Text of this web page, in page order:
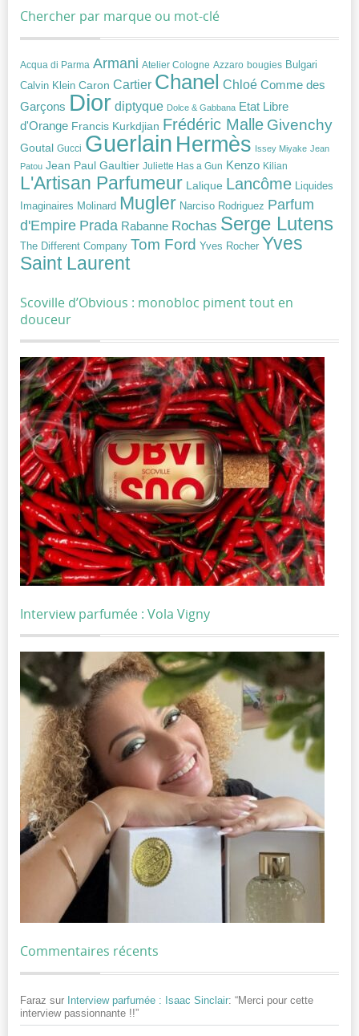
Chercher par marque ou mot-clé
Acqua di Parma Armani Atelier Cologne Azzaro bougies Bulgari
Calvin Klein Caron Cartier Chanel Chloé Comme des
Garçons Dior diptyque Dolce & Gabbana Etat Libre
d'Orange Francis Kurkdjian Frédéric Malle Givenchy
Goutal Gucci Guerlain Hermès Issey Miyake Jean
Patou Jean Paul Gaultier Juliette Has a Gun Kenzo Kilian
L'Artisan Parfumeur Lalique Lancôme
Liquides
Imaginaires Molinard Mugler Narciso Rodriguez Parfum
d'Empire Prada Rabanne Rochas Serge Lutens
The Different Company Tom Ford Yves Rocher Yves
Saint Laurent
Scoville d’Obvious : monobloc piment tout en
douceur
Interview parfumée : Vola Vigny
Commentaires récents
Faraz sur Interview parfumée : Isaac Sinclair: “Merci pour cette
interview passionnante !!”